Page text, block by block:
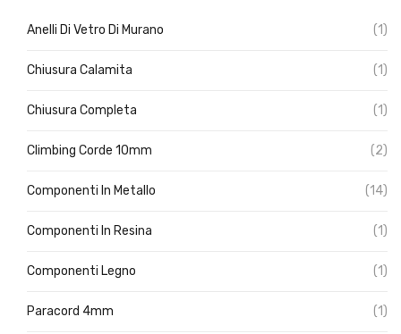
Anelli Di Vetro Di Murano (1)
Chiusura Calamita (1)
Chiusura Completa (1)
Climbing Corde 10mm (2)
Componenti In Metallo (14)
Componenti In Resina (1)
Componenti Legno (1)
Paracord 4mm (1)